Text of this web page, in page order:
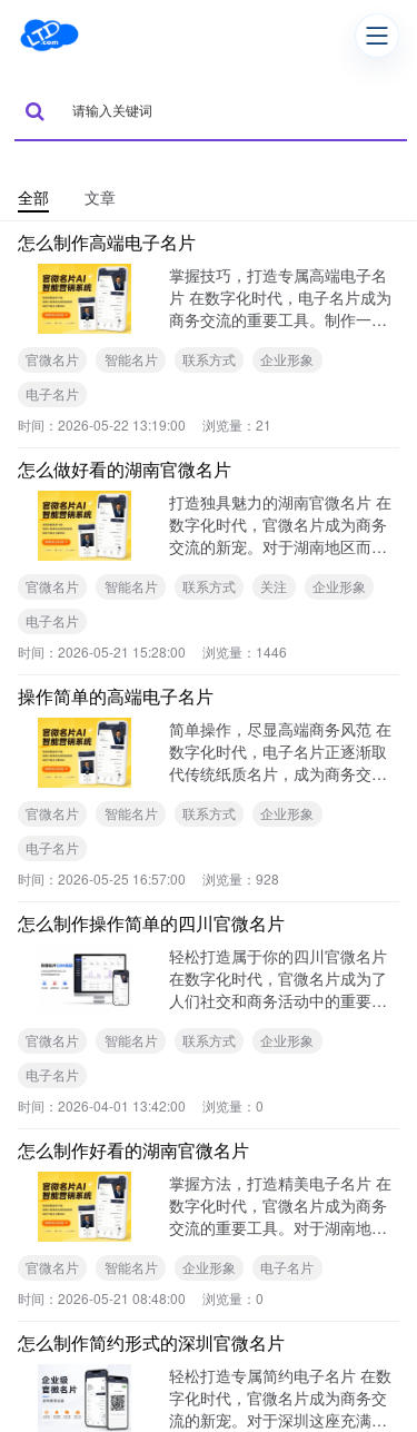
全部 文章
怎么制作高端电子名片
掌握技巧，打造专属高端电子名
片 在数字化时代，电子名片成为
商务交流的重要工具。制作一张
或企业形象。下面就来详细介绍
要明确设计要素。
官微名片 智能名片 联系方式
企业形象
电子名片
时间： 2026-05-22 13:19:00 浏览量： 21
怎么做好看的湖南官微名片
打造独具魅力的湖南官微名片 在
数字化时代，官微名片成为商务
交流的新宠。对于湖南地区而
展示个人或企业形象。下面就为
官微名片 智能名片 联系方式 关注
企业形象
电子名片
时间： 2026-05-21 15:28:00 浏览量： 1446
操作简单的高端电子名片
简单操作，尽显高端商务风范 在
数字化时代，电子名片正逐渐取
代传统纸质名片，成为商务交流
电子名片更是备受青睐。它不仅
官微名片 智能名片 联系方式
企业形象
电子名片
时间： 2026-05-25 16:57:00 浏览量： 928
怎么制作操作简单的四川官微名片
轻松打造属于你的四川官微名片
在数字化时代，官微名片成为了
人们社交和商务活动中的重要工
制作一张操作简单的官微名片，
法。
官微名片 智能名片 联系方式
企业形象
电子名片
时间： 2026-04-01 13:42:00 浏览量： 0
怎么制作好看的湖南官微名片
掌握方法，打造精美电子名片 在
数字化时代，官微名片成为商务
交流的重要工具。对于湖南地区
微名片能有效提升个人或企业形
象。下面就来详细介绍怎么制作
风格 设计风格是电子名片给人的
第一印象。
官微名片 智能名片 企业形象
电子名片
时间： 2026-05-21 08:48:00 浏览量： 0
怎么制作简约形式的深圳官微名片
轻松打造专属简约电子名片 在数
字化时代，官微名片成为商务交
流的新宠。对于深圳这座充满创